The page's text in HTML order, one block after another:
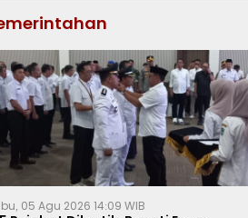
05 Agu 2026 14:09 WIB